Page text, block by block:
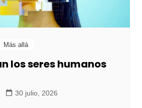
Más allá
los seres humanos
30 julio, 2026